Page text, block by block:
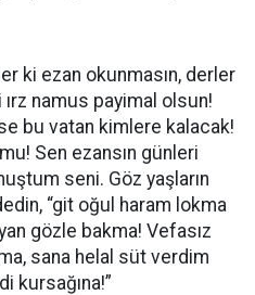
ki ezan okunmasın, derler
namus payimal olsun!
bu vatan kimlere kalacak!
Sen ezansın günleri
seni. Göz yaşların
“git oğul haram lokma
gözle bakma! Vefasız
sana helal süt verdim
kursağına!”